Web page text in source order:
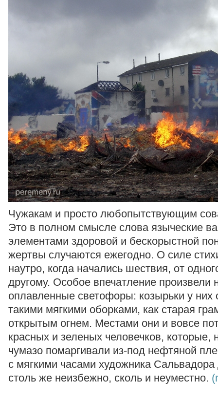
Чужакам и просто любопытствующим
Это в полном смысле слова языческие
элементами здоровой и бескорыстной
жертвы случаются ежегодно. О силе
наутро, когда начались шествия, от
другому. Особое впечатление произвели
оплавленные светофоры: козырьки у
такими мягкими оборками, как старая
открытым огнем. Местами они и вовсе
красных и зеленых человечков,
чумазо помаргивали из-под нефтяной
с мягкими часами художника
столь же неизбежно, сколь и неуместно.